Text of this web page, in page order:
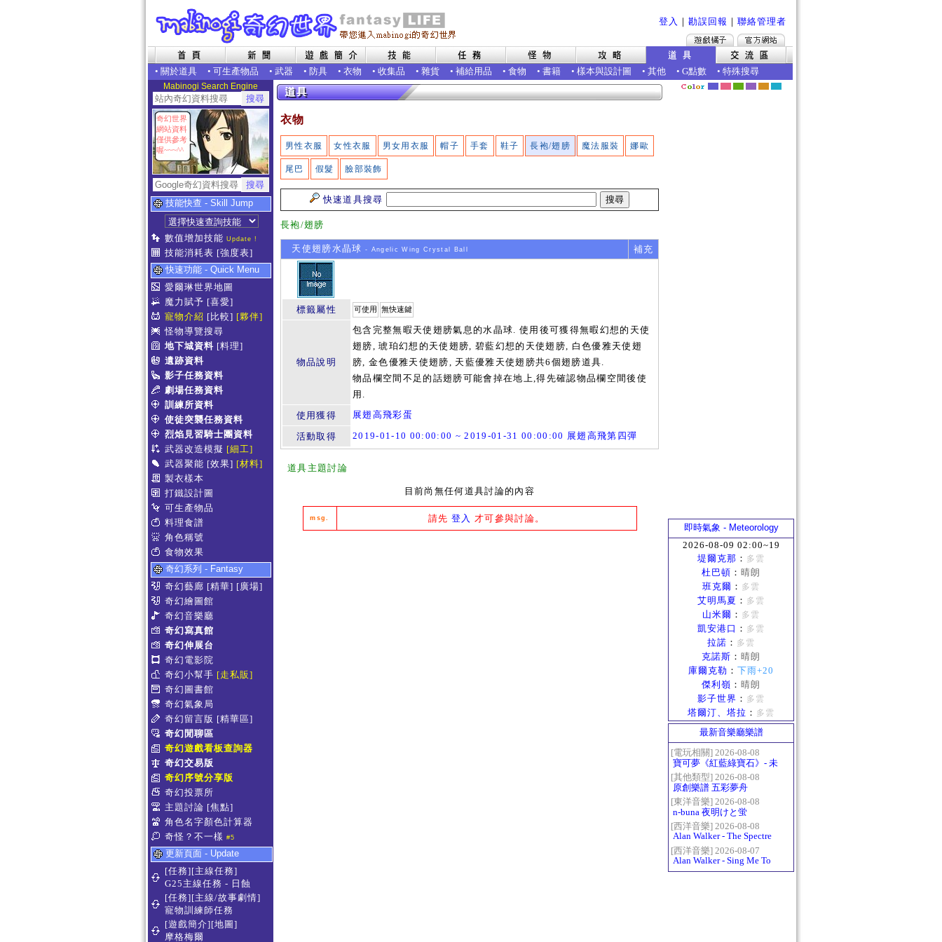
登入 ｜ 勘誤回報 ｜ 聯絡管理者
• 關於道具 • 可生產物品 • 武器 • 防具 • 衣物 • 收集品 • 雜貨 • 補給用品 • 食物 • 書籍 • 樣本與設計圖 • 其他 • G點數 • 特殊搜尋
Mabinogi Search Engine
奇幻世界
網站資料
僅供參考
喔~~~^^
技能快查 - Skill Jump
數值增加技能 Update !
技能消耗表 [強度表]
快速功能 - Quick Menu
愛爾琳世界地圖
魔力賦予 [喜愛]
寵物介紹 [比較] [夥伴]
怪物導覽搜尋
地下城資料 [料理]
遺跡資料
影子任務資料
劇場任務資料
訓練所資料
使徒突襲任務資料
烈焰見習騎士團資料
武器改造模擬 [細工]
武器聚能 [效果] [材料]
製衣樣本
打鐵設計圖
可生產物品
料理食譜
角色稱號
食物效果
奇幻系列 - Fantasy
奇幻藝廊 [精華] [廣場]
奇幻繪圖館
奇幻音樂廳
奇幻寫真館
奇幻伸展台
奇幻電影院
奇幻小幫手 [走私販]
奇幻圖書館
奇幻氣象局
奇幻留言版 [精華區]
奇幻閒聊區
奇幻遊戲看板查詢器
奇幻交易版
奇幻序號分享版
奇幻投票所
主題討論 [焦點]
角色名字顏色計算器
奇怪？不一樣 #5
更新頁面 - Update
[任務][主線任務]
G25主線任務 - 日蝕
[任務][主線/故事劇情]
寵物訓練師任務
[遊戲簡介][地圖]
摩格梅爾
衣物
男性衣服 女性衣服 男女用衣服 帽子 手套 鞋子 長袍/翅膀 魔法服裝 娜歐
尾巴 假髮 臉部裝飾
快速道具搜尋
長袍/翅膀
天使翅膀水晶球 - Angelic Wing Crystal Ball 補充
標籤屬性 可使用 無快速鍵
物品說明
包含完整無暇天使翅膀氣息的水晶球. 使用後可獲得無暇幻想的天使
翅膀, 琥珀幻想的天使翅膀, 碧藍幻想的天使翅膀, 白色優雅天使翅
膀, 金色優雅天使翅膀, 天藍優雅天使翅膀共6個翅膀道具.
物品欄空間不足的話翅膀可能會掉在地上,得先確認物品欄空間後使
用.
使用獲得
展翅高飛彩蛋
活動取得 2019-01-10 00:00:00 ~ 2019-01-31 00:00:00 展翅高飛第四彈
道具主題討論
目前尚無任何道具討論的內容
msg. 請先 登入 才可參與討論。
即時氣象 - Meteorology
2026-08-09 02:00~19
堤爾克那 ： 多雲
杜巴頓 ： 晴朗
班克爾 ： 多雲
艾明馬夏 ： 多雲
山米爾 ： 多雲
凱安港口 ： 多雲
拉諾 ： 多雲
克諾斯 ： 晴朗
庫爾克勒 ： 下雨+20
傑利嶺 ： 晴朗
影子世界 ： 多雲
塔爾汀、塔拉 ： 多雲
最新音樂廳樂譜
[電玩相關] 2026-08-08
寶可夢《紅藍綠寶石》- 未
白鎮BGM (Littleroot Town)
[其他類型] 2026-08-08
原創樂譜 五彩夢舟
[東洋音樂] 2026-08-08
n-buna 夜明けと蛍
[西洋音樂] 2026-08-08
Alan Walker - The Spectre
[西洋音樂] 2026-08-07
Alan Walker - Sing Me To
Sleep